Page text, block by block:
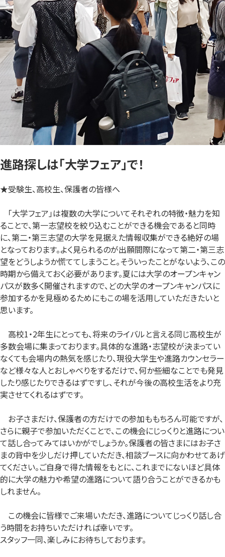
進路探しは「大学フェア」で！
★受験生、高校生、保護者の皆様へ
「大学フェア」は複数の大学についてそれぞれの特徴・魅力を知
ることで、第一志望校を絞り込むことができる機会であると同時
に、第二・第三志望の大学を見据えた情報収集ができる絶好の場
となっております。よく見られるのが出願間際になって第二・第三志
望をどうしようか慌ててしまうこと。そういったことがないよう、この
時期から備えておく必要があります。夏には大学のオープンキャン
パスが数多く開催されますので、どの大学のオープンキャンパスに
参加するかを見極めるためにもこの場を活用していただきたいと
思います。
高校1・2年生にとっても、将来のライバルと言える同じ高校生が
多数会場に集まっております。具体的な進路・志望校が決まってい
なくても会場内の熱気を感じたり、現役大学生や進路カウンセラー
など様々な人とおしゃべりをするだけで、何か些細なことでも発見
したり感じたりできるはずですし、それが今後の高校生活をより充
実させてくれるはずです。
お子さまだけ、保護者の方だけでの参加ももちろん可能ですが、
さらに親子で参加いただくことで、この機会にじっくりと進路につい
て話し合ってみてはいかがでしょうか。保護者の皆さまにはお子さ
まの背中を少しだけ押していただき、相談ブースに向かわせてあげ
てください。ご自身で得た情報をもとに、これまでにないほど具体
的に大学の魅力や希望の進路について語り合うことができるかも
しれません。
この機会に皆様でご来場いただき、進路についてじっくり話し合
う時間をお持ちいただければ幸いです。
スタッフ一同、楽しみにお待ちしております。